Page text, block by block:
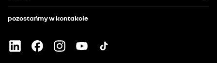
pozostańmy w kontakcie